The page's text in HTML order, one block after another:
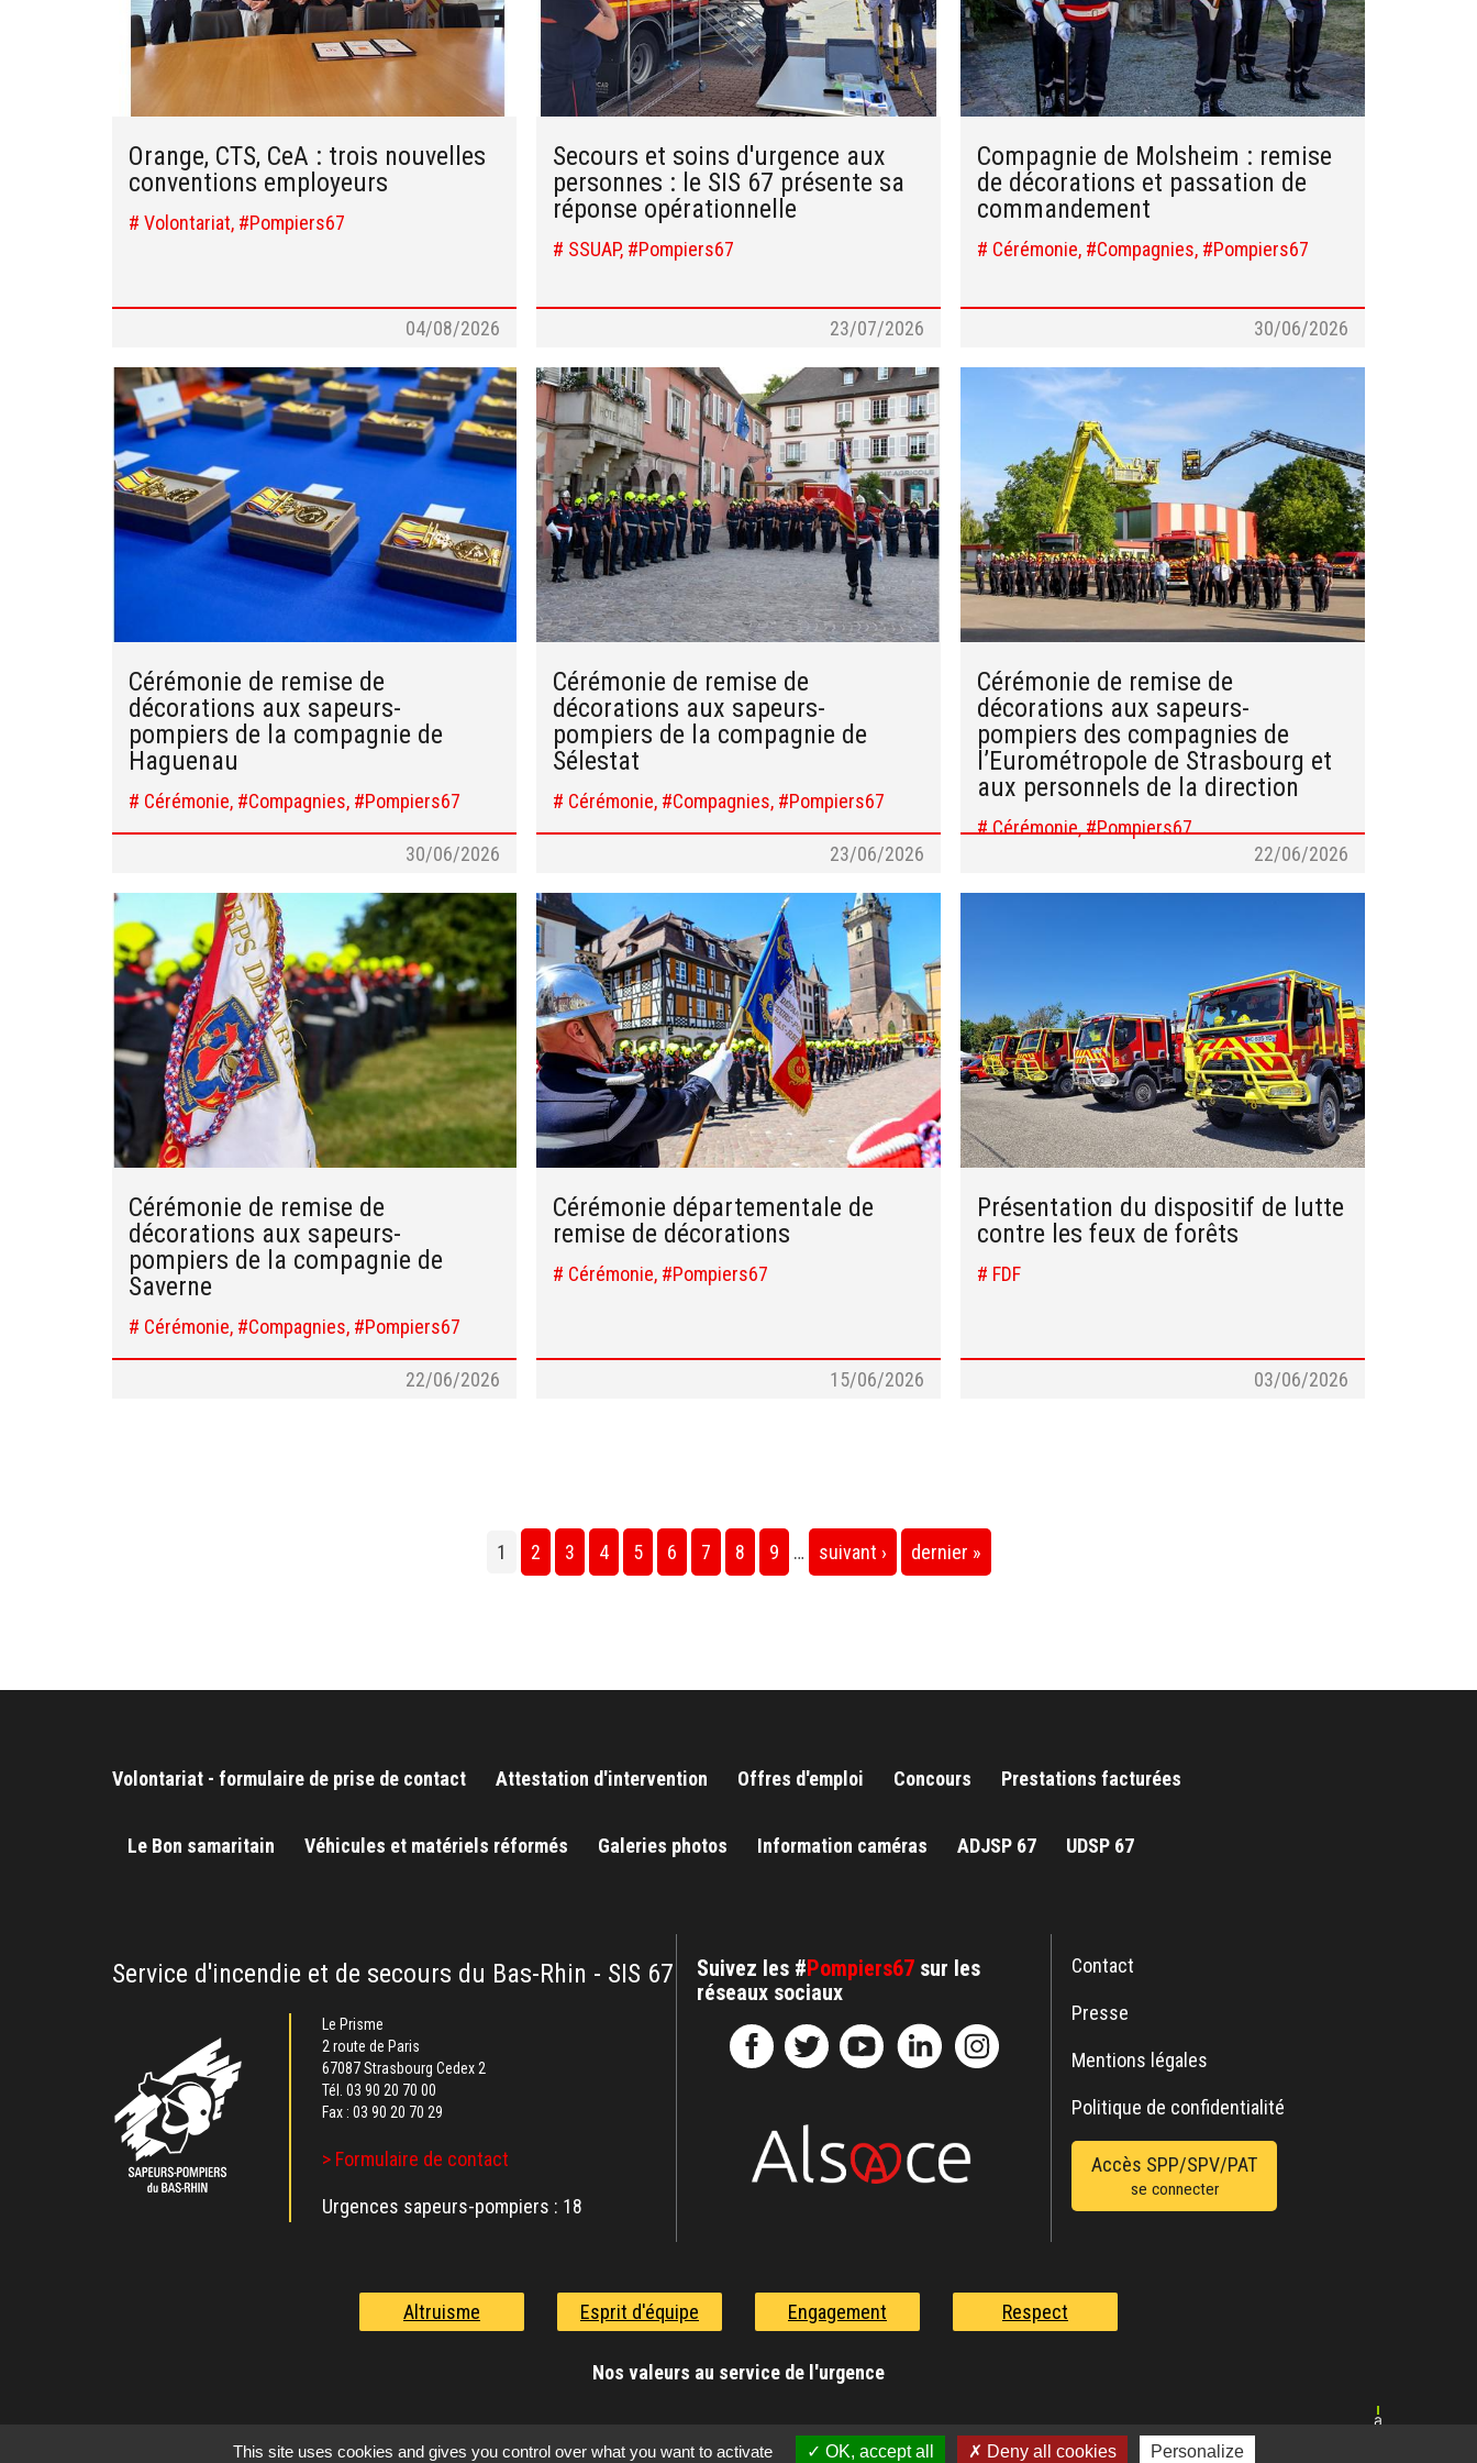
Orange, CTS, CeA : trois nouvelles
conventions employeurs
# Volontariat, #Pompiers67
04/08/2026
Secours et soins d'urgence aux
personnes : le SIS 67 présente sa
réponse opérationnelle
# SSUAP, #Pompiers67
23/07/2026
Compagnie de Molsheim : remise
de décorations et passation de
commandement
# Cérémonie, #Compagnies, #Pompiers67
30/06/2026
Cérémonie de remise de
décorations aux sapeurs-
pompiers de la compagnie de
Haguenau
# Cérémonie, #Compagnies, #Pompiers67
30/06/2026
Cérémonie de remise de
décorations aux sapeurs-
pompiers de la compagnie de
Sélestat
# Cérémonie, #Compagnies, #Pompiers67
23/06/2026
Cérémonie de remise de
décorations aux sapeurs-
pompiers des compagnies de
l’Eurométropole de Strasbourg et
aux personnels de la direction
# Cérémonie, #Pompiers67
22/06/2026
Cérémonie de remise de
décorations aux sapeurs-
pompiers de la compagnie de
Saverne
# Cérémonie, #Compagnies, #Pompiers67
22/06/2026
Cérémonie départementale de
remise de décorations
# Cérémonie, #Pompiers67
15/06/2026
Présentation du dispositif de lutte
contre les feux de forêts
# FDF
03/06/2026
1 2 3 4 5 6 7 8 9 … suivant › dernier »
Volontariat - formulaire de prise de contact Attestation d'intervention Offres d'emploi Concours Prestations facturées
Le Bon samaritain Véhicules et matériels réformés Galeries photos Information caméras ADJSP 67 UDSP 67
Service d'incendie et de secours du Bas-Rhin - SIS 67
Le Prisme
2 route de Paris
67087 Strasbourg Cedex 2
Tél. 03 90 20 70 00
Fax : 03 90 20 70 29
> Formulaire de contact
Urgences sapeurs-pompiers : 18
Suivez les #Pompiers67 sur les
réseaux sociaux
Contact
Presse
Mentions légales
Politique de confidentialité
Accès SPP/SPV/PAT
se connecter
Altruisme Esprit d'équipe Engagement Respect
Nos valeurs au service de l'urgence
This site uses cookies and gives you control over what you want to activate OK, accept all Deny all cookies Personalize